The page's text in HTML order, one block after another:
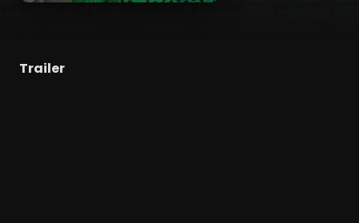
Trailer